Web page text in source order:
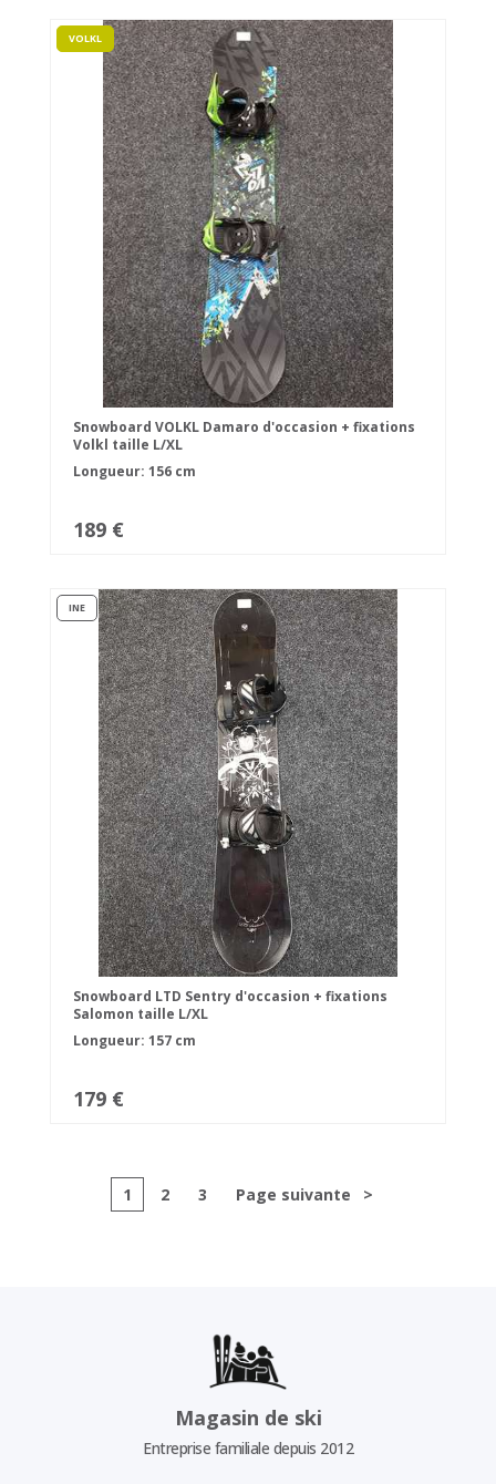
VOLKL
Snowboard VOLKL Damaro d'occasion + fixations
Volkl taille L/XL
Longueur: 156 cm
189 €
INE
Snowboard LTD Sentry d'occasion + fixations
Salomon taille L/XL
Longueur: 157 cm
179 €
1 2 3 Page suivante >
Magasin de ski
Entreprise familiale depuis 2012